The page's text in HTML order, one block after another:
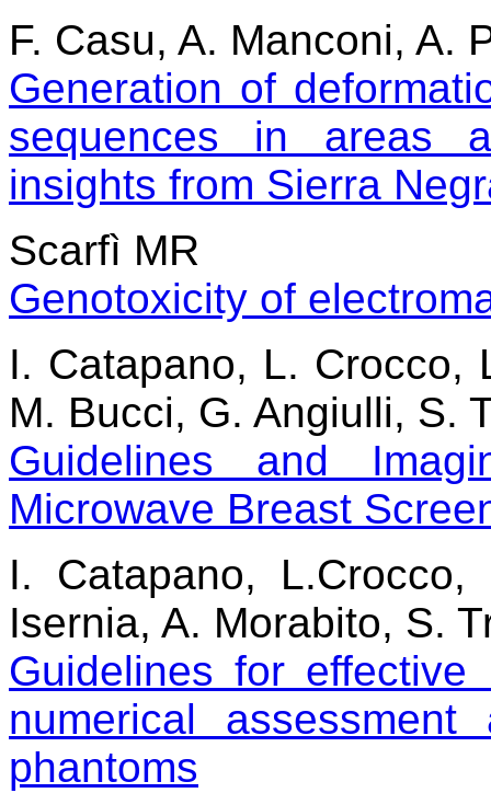
F. Casu, A. Manconi, A.
Generation of
sequences in areas
insights from Sierra
Scarfì MR
Genotoxicity of
I. Catapano, L. Crocco,
M. Bucci, G. Angiulli, S.
Guidelines and
Microwave Breast
I. Catapano,
Isernia, A. Morabito, S.
Guidelines for
numerical
phantoms